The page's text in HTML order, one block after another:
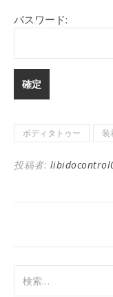
パスワード:
ボディタトゥー 装
投稿者: